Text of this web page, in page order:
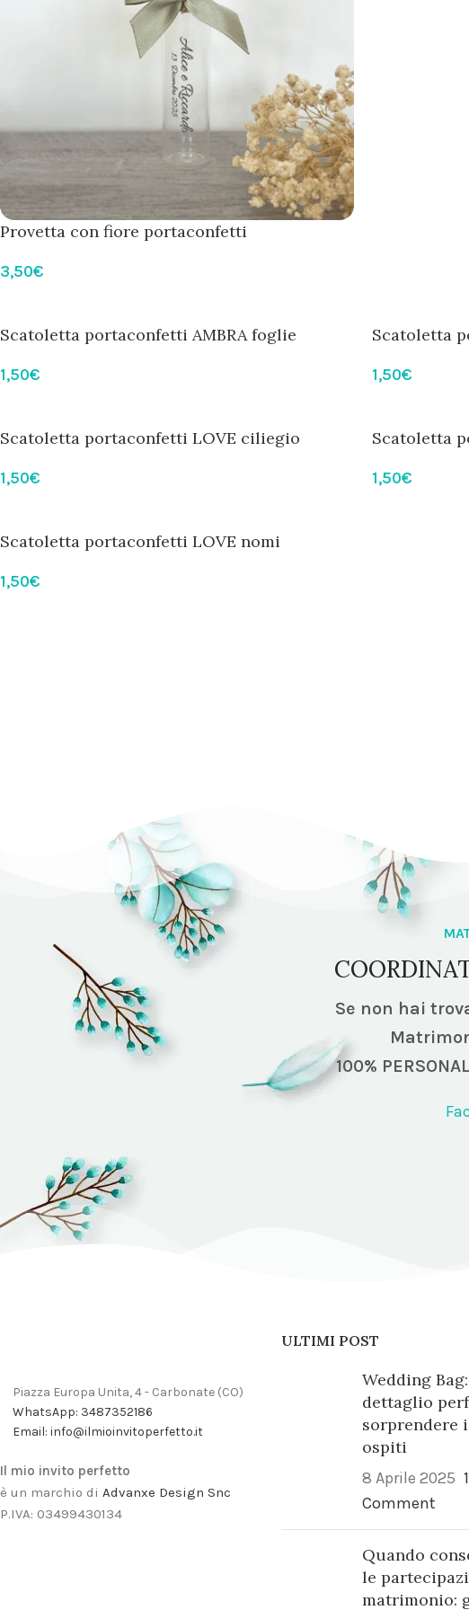
Provetta con fiore portaconfetti
3,50€
Scatoletta portaconfetti AMBRA foglie
1,50€
Scatoletta
1,50€
Scatoletta portaconfetti LOVE ciliegio
1,50€
Scatoletta
1,50€
Scatoletta portaconfetti LOVE nomi
1,50€
Se non hai
100%
Piazza Europa Unita, 4 - Carbonate (CO)
WhatsApp: 3487352186
Email: info@ilmioinvitoperfetto.it
Il mio invito perfetto
è un marchio di Advanxe Design Snc
P.IVA: 03499430134
ULTIMI POST
Wedding
dettaglio
sorprendere
ospiti
8 Aprile 2025 1
Comment
Quando
le
matrimonio: